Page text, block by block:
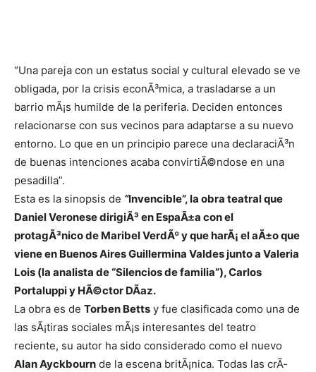
“Una pareja con un estatus social y cultural elevado se ve
obligada, por la crisis econÃ³mica, a trasladarse a un
barrio mÃ¡s humilde de la periferia. Deciden entonces
relacionarse con sus vecinos para adaptarse a su nuevo
entorno. Lo que en un principio parece una declaraciÃ³n
de buenas intenciones acaba convirtiÃ©ndose en una
pesadilla”.
Esta es la sinopsis de “Invencible”, la obra teatral que
Daniel Veronese dirigiÃ³ en EspaÃ±a con el
protagÃ³nico de Maribel VerdÃº y que harÃ¡ el aÃ±o que
viene en Buenos Aires Guillermina Valdes junto a Valeria
Lois (la analista de “Silencios de familia”), Carlos
Portaluppi y HÃ©ctor DÃ­az.
La obra es de Torben Betts y fue clasificada como una de
las sÃ¡tiras sociales mÃ¡s interesantes del teatro
reciente, su autor ha sido considerado como el nuevo
Alan Ayckbourn de la escena britÃ¡nica. Todas las crÃ­